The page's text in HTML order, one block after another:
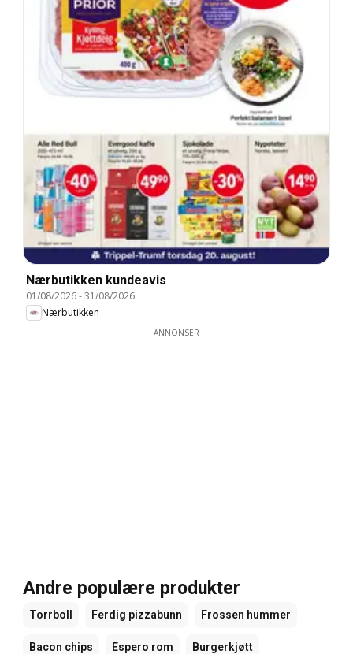
Nærbutikken kundeavis
01/08/2026-31/08/2026
Nærbutikken
ANNONSER
Andre populære produkter
Torrboll Ferdig pizzabunn Frossen hummer
Bacon chips Espero rom Burgerkjøtt